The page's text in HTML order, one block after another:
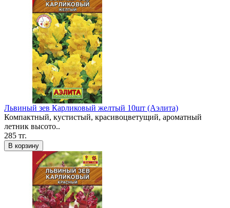
Львиный зев Карликовый желтый 10шт (Аэлита)
Компактный, кустистый, красивоцветущий, ароматный
летник высото..
285 тг.
В корзину